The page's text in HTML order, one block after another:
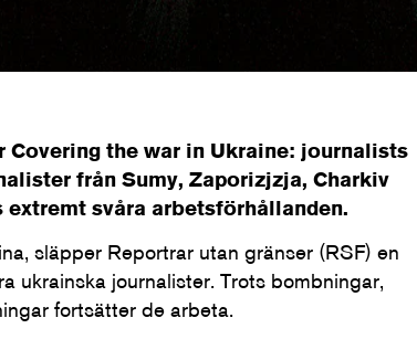
Covering the war in Ukraine: journalists
från Sumy, Zaporizjzja, Charkiv
svåra arbetsförhållanden.
släpper Reportrar utan gränser (RSF) en
ukrainska journalister. Trots bombningar,
fortsätter de arbeta.